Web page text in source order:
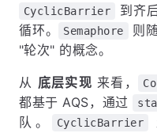
CyclicBarrier
到齐
循环。
Semaphore 则
"轮次" 的概念。
从 底层实现 来看，
都基于 AQS，通过
队。
CyclicBarrier